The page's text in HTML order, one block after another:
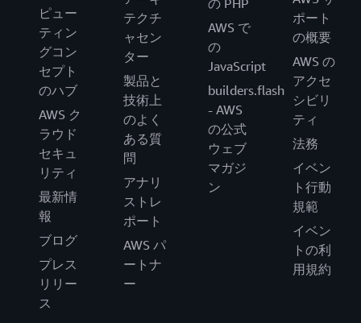
ピュー
ティン
グコン
セプト
のハブ
AWS ク
ラウド
セキュ
リティ
最新情
報
ブログ
プレス
リリー
ス
テクチ
ャセン
ター
製品と
技術上
のよく
ある質
問
アナリ
ストレ
ポート
AWS パ
ートナ
ー
の PHP
AWS で
の
JavaScript
builders.flash
- AWS
の公式
ウェブ
マガジ
ン
ポート
の概要
AWS の
アクセ
シビリ
ティ
法務
イベン
ト行動
規範
イベン
トの利
用規約